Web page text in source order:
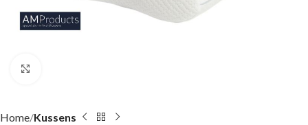
Home Kussens